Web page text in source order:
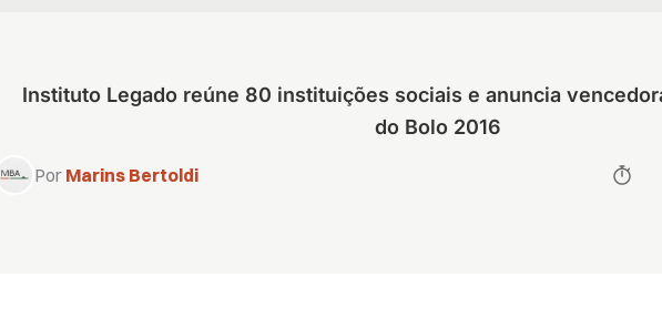
Instituto Legado reúne 80 instituições sociais e anuncia
do Bolo 2016
Por Marins Bertoldi